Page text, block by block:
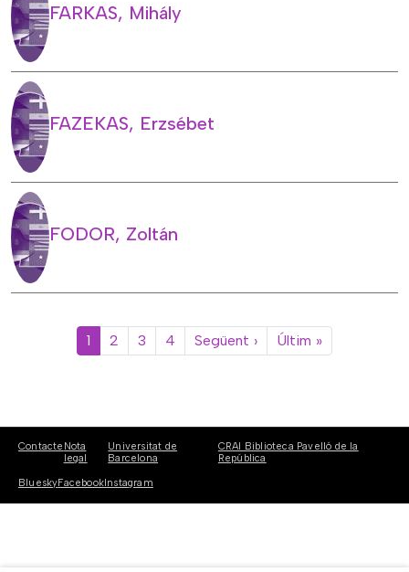
FARKAS, Mihály
FAZEKAS, Erzsébet
FODOR, Zoltán
1 2 3 4 Següent ›Pàgina següent
Últim »Última
Contacte Nota
legal
Universitat de
Barcelona
CRAI Biblioteca Pavelló de la
República
BlueskyFacebookInstagram